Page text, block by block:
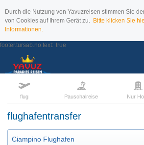
Durch die Nutzung von Yavuzreisen stimmen Sie
von Cookies auf Ihrem Gerät zu. Bitte klicken Sie
Informationen.
footer.tursab.no.text: true
flug Pauschalreise Nur
flughafentransfer